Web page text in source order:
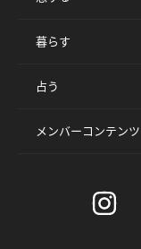
暮らす
占う
メンバーコンテンツ